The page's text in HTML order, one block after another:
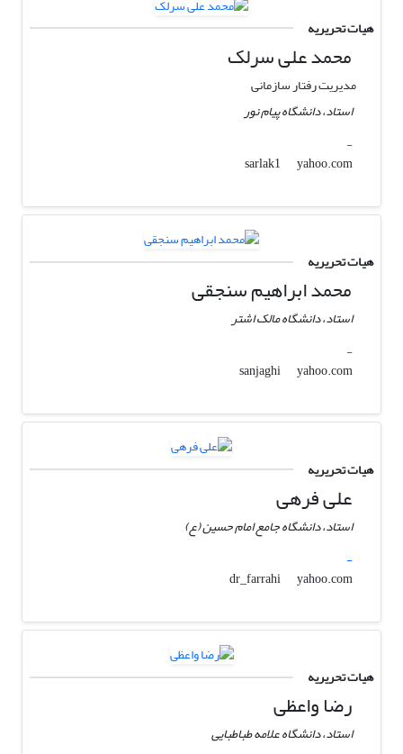
هیات تحریریه
محمد علی سرلک
مدیریت رفتار سازمانی
استاد، دانشگاه پیام نور
-
sarlak1
yahoo.com
هیات تحریریه
محمد ابراهیم سنجقی
استاد، دانشگاه مالک اشتر
-
sanjaghi
yahoo.com
هیات تحریریه
علی فرهی
استاد، دانشگاه جامع امام حسین (ع)
-
dr_farrahi
yahoo.com
هیات تحریریه
رضا واعظی
استاد، دانشگاه علامه طباطبایی